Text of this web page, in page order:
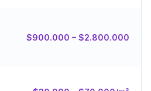
$900.000 – $2.800.000